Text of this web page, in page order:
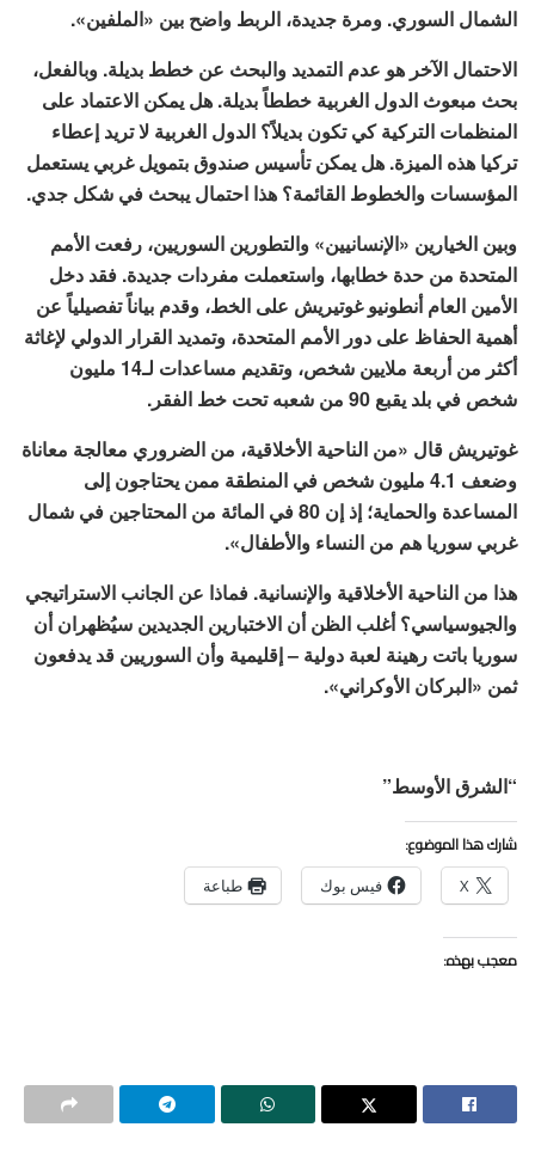
الشمال السوري. ومرة جديدة، الربط واضح بين «الملفين».
الاحتمال الآخر هو عدم التمديد والبحث عن خطط بديلة. وبالفعل،
بحث مبعوث الدول الغربية خططاً بديلة. هل يمكن الاعتماد على
المنظمات التركية كي تكون بديلاً؟ الدول الغربية لا تريد إعطاء
تركيا هذه الميزة. هل يمكن تأسيس صندوق بتمويل غربي يستعمل
المؤسسات والخطوط القائمة؟ هذا احتمال يبحث في شكل جدي.
وبين الخيارين «الإنسانيين» والتطورين السوريين، رفعت الأمم
المتحدة من حدة خطابها، واستعملت مفردات جديدة. فقد دخل
الأمين العام أنطونيو غوتيريش على الخط، وقدم بياناً تفصيلياً عن
أهمية الحفاظ على دور الأمم المتحدة، وتمديد القرار الدولي لإغاثة
أكثر من أربعة ملايين شخص، وتقديم مساعدات لـ14 مليون
شخص في بلد يقبع 90 من شعبه تحت خط الفقر.
غوتيريش قال «من الناحية الأخلاقية، من الضروري معالجة معاناة
وضعف 4.1 مليون شخص في المنطقة ممن يحتاجون إلى
المساعدة والحماية؛ إذ إن 80 في المائة من المحتاجين في شمال
غربي سوريا هم من النساء والأطفال».
هذا من الناحية الأخلاقية والإنسانية. فماذا عن الجانب الاستراتيجي
والجيوسياسي؟ أغلب الظن أن الاختبارين الجديدين سيُظهران أن
سوريا باتت رهينة لعبة دولية – إقليمية وأن السوريين قد يدفعون
ثمن «البركان الأوكراني».
“الشرق الأوسط”
شارك هذا الموضوع:
X فيس بوك طباعة
معجب بهذه: